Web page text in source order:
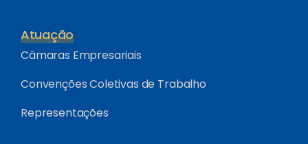
Atuação
Câmaras Empresariais
Convenções Coletivas de Trabalho
Representações